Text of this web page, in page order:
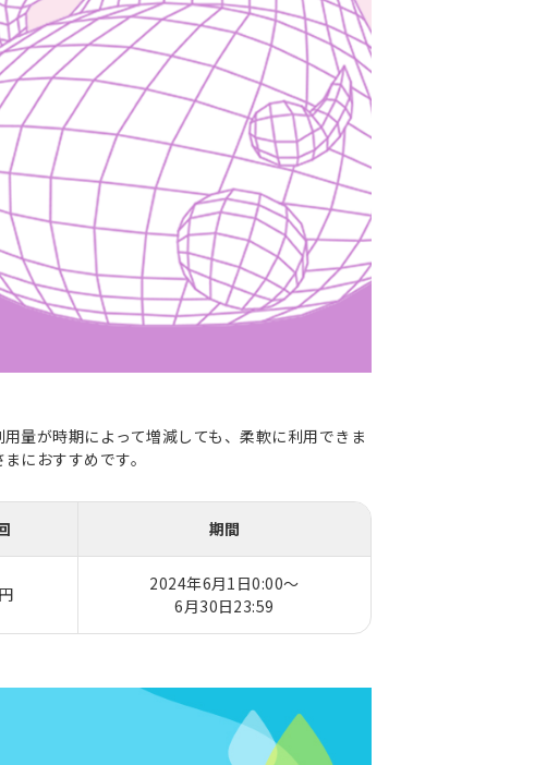
量が時期によって増減しても、柔軟に利用できま
におすすめです。
期間
2024年6月1日0:00～
6月30日23:59